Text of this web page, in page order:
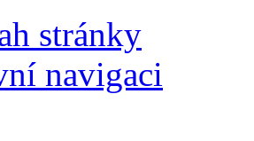
stránky
navigaci